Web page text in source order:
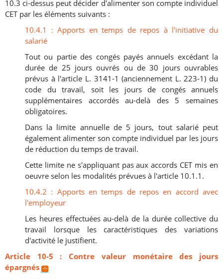
10.3 ci-dessus peut décider d'alimenter son compte individuel
CET par les éléments suivants :
10.4.1 : Apports en temps de repos à l'initiative du
salarié
Tout ou partie des congés payés annuels excédant la
durée de 25 jours ouvrés ou de 30 jours ouvrables
prévus à l'article L. 3141-1 (anciennement L. 223-1) du
code du travail, soit les jours de congés annuels
supplémentaires accordés au-delà des 5 semaines
obligatoires.
Dans la limite annuelle de 5 jours, tout salarié peut
également alimenter son compte individuel par les jours
de réduction du temps de travail.
Cette limite ne s'appliquant pas aux accords CET mis en
oeuvre selon les modalités prévues à l'article 10.1.1.
10.4.2 : Apports en temps de repos en accord avec
l'employeur
Les heures effectuées au-delà de la durée collective du
travail lorsque les caractéristiques des variations
d'activité le justifient.
Article 10-5 : Contre valeur monétaire des jours
épargnés